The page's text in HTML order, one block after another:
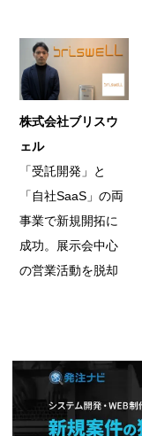
株式会社ブリスウ
ェル
「受託開発」と
「自社SaaS」の両
事業で新規開拓に
成功。展示会中心
の営業活動を脱却